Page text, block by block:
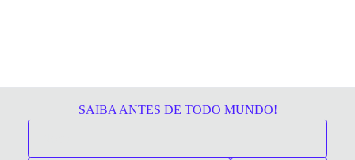
SAIBA ANTES DE TODO MUNDO!